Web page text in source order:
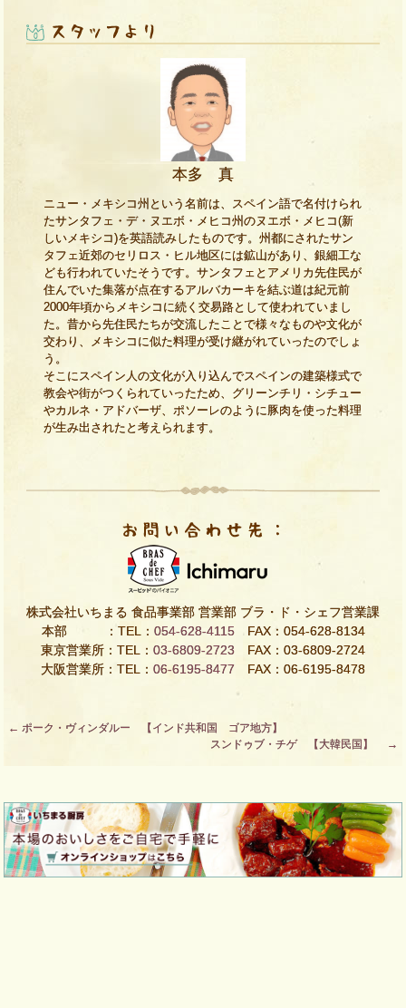
本多 真
ニュー・メキシコ州という名前は、スペイン語で名付けられ
たサンタフェ・デ・ヌエボ・メヒコ州のヌエボ・メヒコ(新
しいメキシコ)を英語読みしたものです。州都にされたサン
タフェ近郊のセリロス・ヒル地区には鉱山があり、銀細工な
ども行われていたそうです。サンタフェとアメリカ先住民が
住んでいた集落が点在するアルバカーキを結ぶ道は紀元前
2000年頃からメキシコに続く交易路として使われていまし
た。昔から先住民たちが交流したことで様々なものや文化が
交わり、メキシコに似た料理が受け継がれていったのでしょ
う。
そこにスペイン人の文化が入り込んでスペインの建築様式で
教会や街がつくられていったため、グリーンチリ・シチュー
やカルネ・アドバーザ、ポソーレのように豚肉を使った料理
が生み出されたと考えられます。
株式会社いちまる 食品事業部 営業部 ブラ・ド・シェフ営業課
本部 ：TEL： 054-628-4115FAX：054-628-8134
東京営業所：TEL： 03-6809-2723 FAX：03-6809-2724
大阪営業所：TEL： 06-6195-8477 FAX：06-6195-8478
Post
← ポーク・ヴィンダルー 【インド共和国 ゴア地方】
スンドゥブ・チゲ 【大韓民国】
→